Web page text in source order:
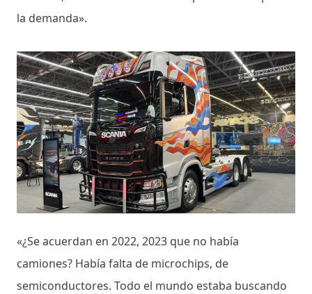
la demanda».
«¿Se acuerdan en 2022, 2023 que no había
camiones? Había falta de microchips, de
semiconductores. Todo el mundo estaba buscando